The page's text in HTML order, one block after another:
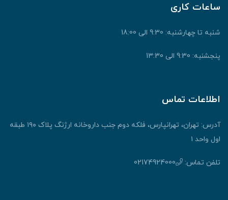
ساعات کاری
شنبه تا چهارشنبه: 9:30 الی 18:00
پنجشنبه: 9:30 الی 13:30
اطلاعات تماس
آدرس: تهران، تهرانپارس، فلکه دوم جنب داروخانه ارژنگ پلاک ۱۹۰ طبقه
اول واحد ۱
تلفن تماس: 02174924000